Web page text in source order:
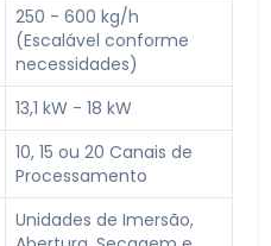
250 - 600 kg/h
(Escalável conforme
necessidades)
13,1 kW - 18 kW
10, 15 ou 20 Canais de
Processamento
Unidades de Imersão,